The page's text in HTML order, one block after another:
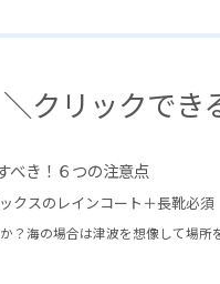
＼クリックでき
べき！６つの注意点
クスのレインコート＋長靴必須
？海の場合は津波を想像して場所